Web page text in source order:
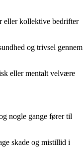
eller kollektive bedrifter
og trivsel gennem
eller mentalt velvære
nogle gange fører til
skade og mistillid i